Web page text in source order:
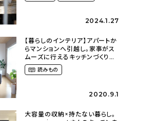
2024.1.27
【暮らしのインテリア】アパートか
らマンションへ引越し。家事がス
ムーズに行えるキッチンづくり〜
２LDKの賃貸暮らし
（mari_ppe_さん）
読みもの
2020.9.1
大容量の収納×持たない暮らし。